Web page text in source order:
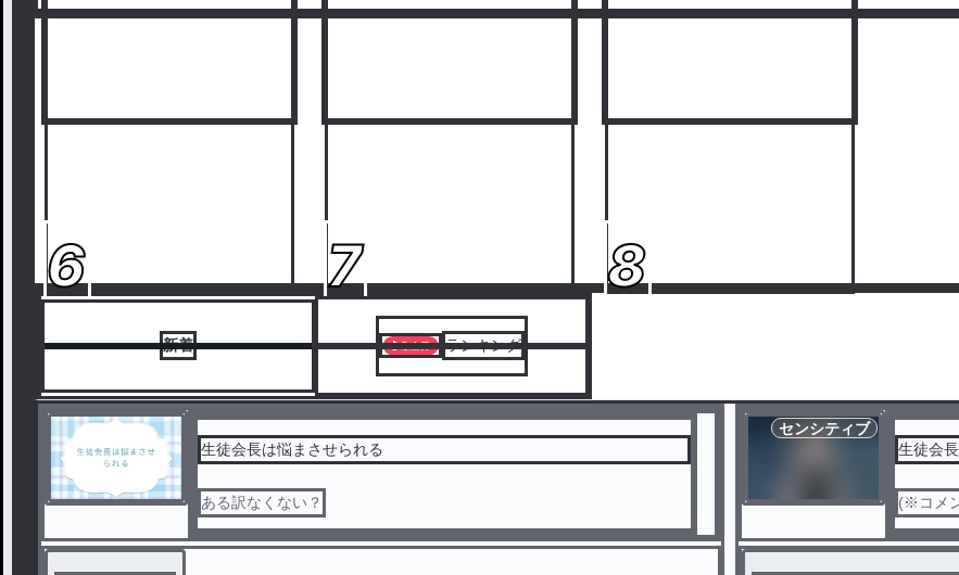
6 7 8
新着 ランキング
生徒会長は悩まさせられる
ある訳なくない？
センシティブ
生徒会
(※コメ